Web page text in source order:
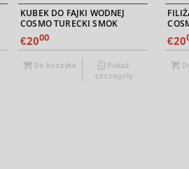
KUBEK DO FAJKI WODNEJ
COSMO TURECKI SMOK
€2000
Do koszyka
Pokaż
szczegóły
€20